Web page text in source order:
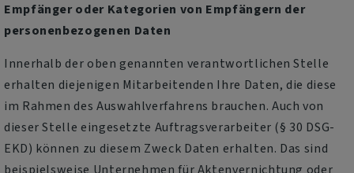
Empfänger oder Kategorien von Empfängern der
personenbezogenen Daten
Innerhalb der oben genannten verantwortlichen Stelle
erhalten diejenigen Mitarbeitenden Ihre Daten, die diese
im Rahmen des Auswahlverfahrens brauchen. Auch von
dieser Stelle eingesetzte Auftragsverarbeiter (§ 30 DSG-
EKD) können zu diesem Zweck Daten erhalten. Das sind
beispielsweise Unternehmen für Aktenvernichtung oder